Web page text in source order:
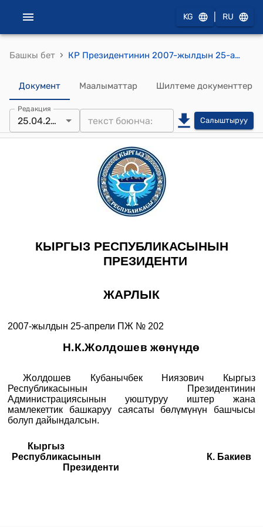
KG RU
Башкы бет › КР Президентинин 2007-жылдын 25-апрелиндеги ПЖ № 202 "Н.К.Жолдошев жөнүндө" Жарлыгы
Документ Маалыматтар Шилтеме документтер
Редакция
25.04.2007 Салыштыруу